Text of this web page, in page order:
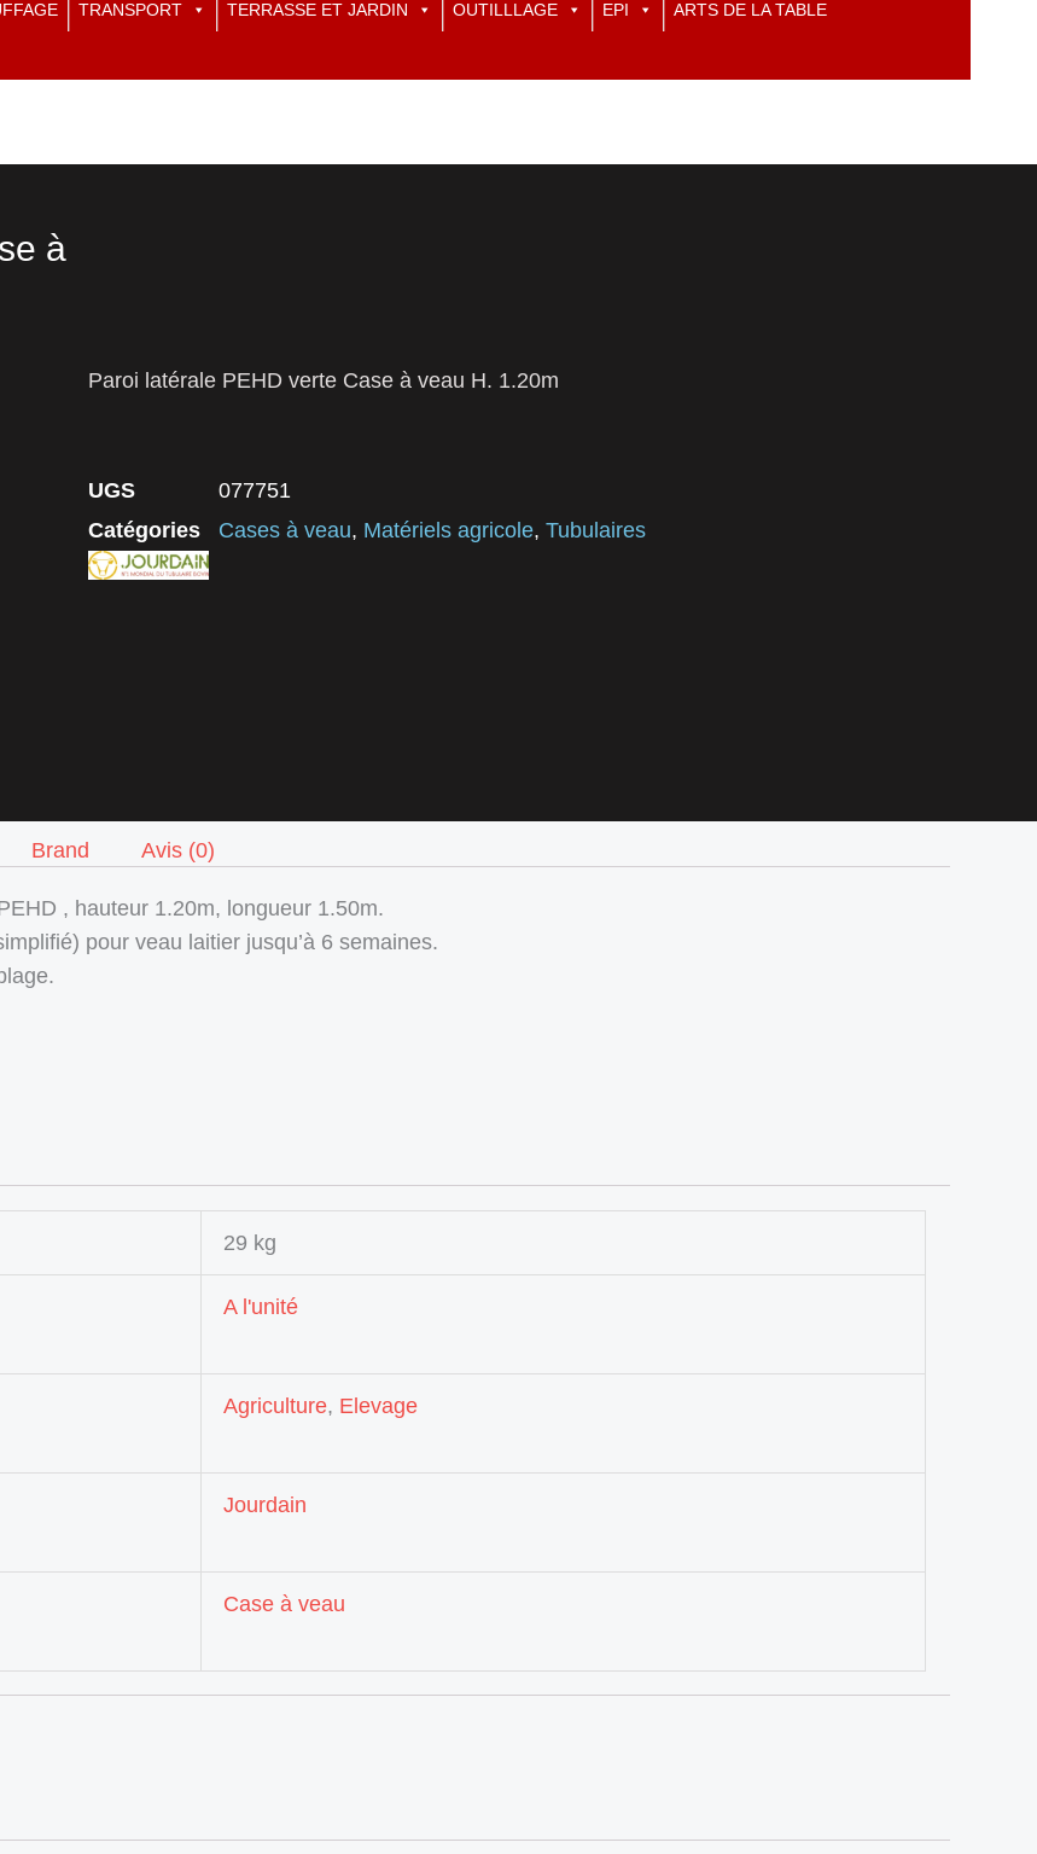
TRANSPORT TERRASSE ET JARDIN OUTILLLAGE EPI ARTS DE LA TABLE
à
Paroi latérale PEHD verte Case à veau H. 1.20m
UGS
077751
Catégories
Cases à veau, Matériels agricole, Tubulaires
Brand Avis (0)
, hauteur 1.20m, longueur 1.50m.
pour veau laitier jusqu’à 6 semaines.
29 kg
A l'unité
Agriculture, Elevage
Jourdain
Case à veau